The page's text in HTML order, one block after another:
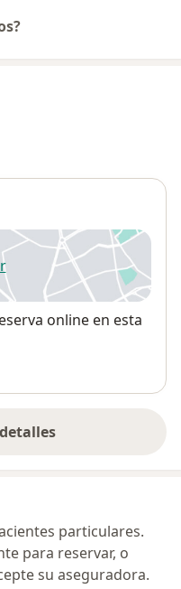
en una nueva
online en esta
la dirección
particulares.
para reservar, o
su aseguradora.